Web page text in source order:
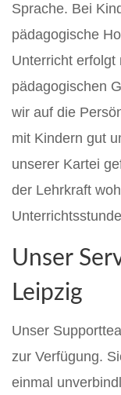
Sprache. Bei
pädagogische
Unterricht erfolgt
pädagogischen
wir auf die
mit Kindern gut
unserer Kartei
der Lehrkraft
Unser
Leipzig
Unser
zur Verfügung.
einmal